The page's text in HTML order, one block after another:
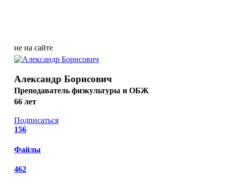
не на сайте
Александр Борисович
Преподаватель физкультуры и ОБЖ
66 лет
Подписаться
156
Файлы
462